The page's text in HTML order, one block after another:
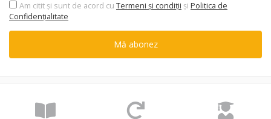
Am citit şi sunt de acord cu Termeni şi condiții şi Politica de
Confidențialitate
Mă abonez